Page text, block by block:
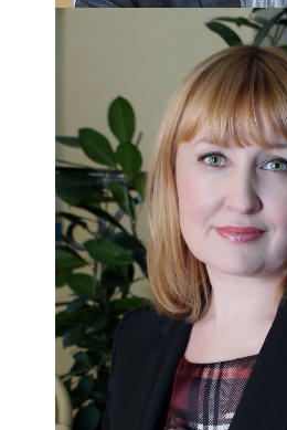
КАДАДОВ
Заместитель
Прием: вторник, пятница с
тел. 8 (499) 977-